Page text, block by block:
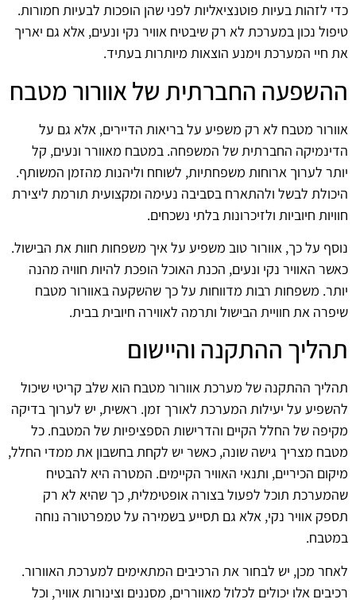
כדי לזהות בעיות פוטנציאליות לפני שהן הופכות לבעיות חמורות.
טיפול נכון במערכת לא רק שיבטיח אוויר נקי ונעים, אלא גם יאריך
את חיי המערכת וימנע הוצאות מיותרות בעתיד.
ההשפעה החברתית של אוורור מטבח
אוורור מטבח לא רק משפיע על בריאות הדיירים, אלא גם על
הדינמיקה החברתית של המשפחה. במטבח מאוורר ונעים, קל
יותר לערוך ארוחות משפחתיות, לשוחח וליהנות מהזמן המשותף.
היכולת לבשל ולהתארח בסביבה נעימה ומקצועית תורמת ליצירת
חוויות חיוביות ולזיכרונות בלתי נשכחים.
נוסף על כך, אוורור טוב משפיע על איך משפחות חוות את הבישול.
כאשר האוויר נקי ונעים, הכנת האוכל הופכת להיות חוויה מהנה
יותר. משפחות רבות מדווחות על כך שהשקעה באוורור מטבח
שיפרה את חוויית הבישול ותרמה לאווירה חיובית בבית.
תהליך ההתקנה והיישום
תהליך ההתקנה של מערכת אוורור מטבח הוא שלב קריטי שיכול
להשפיע על יעילות המערכת לאורך זמן. ראשית, יש לערוך בדיקה
מקיפה של החלל הקיים והדרישות הספציפיות של המטבח. כל
מטבח מצריך גישה שונה, כאשר יש לקחת בחשבון את ממדי החלל,
מיקום הכיריים, ותנאי האוויר הקיימים. המטרה היא להבטיח
שהמערכת תוכל לפעול בצורה אופטימלית, כך שהיא לא רק
תספק אוויר נקי, אלא גם תסייע בשמירה על טמפרטורה נוחה
במטבח.
לאחר מכן, יש לבחור את הרכיבים המתאימים למערכת האוורור.
רכיבים אלו יכולים לכלול מאווררים, מסננים וצינורות אוויר, וכל